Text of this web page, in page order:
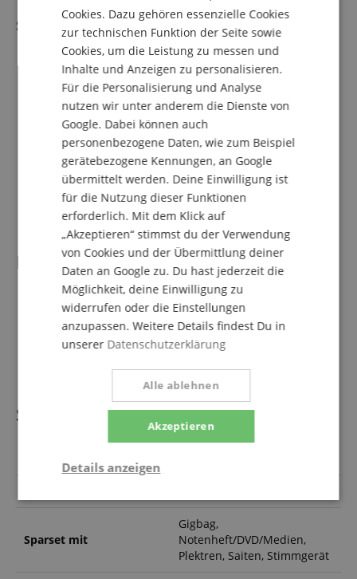
Saiten
Kompletter Saitensatz für Klassische Gitarre
Normal Tension (.028, .032, .040, .030, .035 und .043)
Diskant-Saiten aus transparentem Nylon
Bass-Saiten mit versilberter Umwicklung
Hohe E-Saite und D-Saite zusätzlich (also insgesamt 8
Saiten)
3 Plektren in verschieden Stärken (0,46, 0,71 und 0,96
mm)
Vakuumverpackung
Alle Saiten einzeln durchnummeriert
Inklusive eBook (Download-Link)
Lieferumfang
1 x Alhambra Cadete 1 C HT 3/4 Gitarre
1 x Gigbag
1 x Gitarrenschule
1 x Clip-Tuner
Spezifikation
Sparset mit
Gigbag,
Notenheft/DVD/Medien,
Plektren, Saiten, Stimmgerät
FRENCH
SPANISH
Cookies. Dazu gehören essenzielle Cookies
zur technischen Funktion der Seite sowie
Cookies, um die Leistung zu messen und
Inhalte und Anzeigen zu personalisieren.
Für die Personalisierung und Analyse
nutzen wir unter anderem die Dienste von
Google. Dabei können auch
personenbezogene Daten, wie zum Beispiel
gerätebezogene Kennungen, an Google
übermittelt werden. Deine Einwilligung ist
für die Nutzung dieser Funktionen
erforderlich. Mit dem Klick auf
„Akzeptieren“ stimmst du der Verwendung
von Cookies und der Übermittlung deiner
Daten an Google zu. Du hast jederzeit die
Möglichkeit, deine Einwilligung zu
widerrufen oder die Einstellungen
anzupassen. Weitere Details findest Du in
unserer Datenschutzerklärung
Akzeptieren
Alle ablehnen
Details anzeigen
Statistik Marketing Funktional